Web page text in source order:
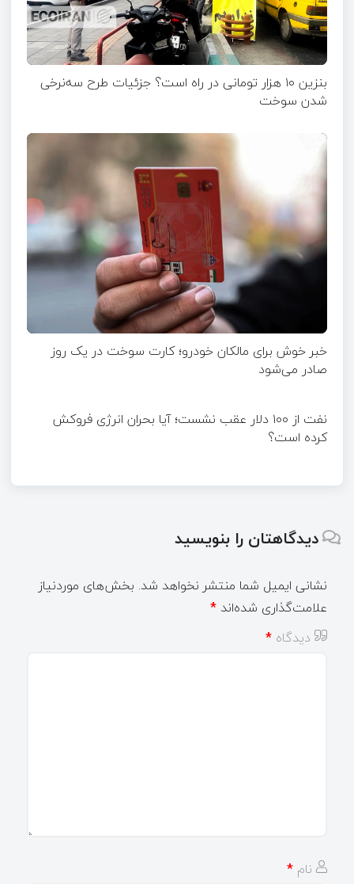
بنزین ۱۰ هزار تومانی در راه است؟ جزئیات طرح سه‌نرخی
شدن سوخت
خبر خوش برای مالکان خودرو؛ کارت سوخت در یک روز
صادر می‌شود
نفت از ۱۰۰ دلار عقب نشست؛ آیا بحران انرژی فروکش
کرده است؟
دیدگاهتان را بنویسید
نشانی ایمیل شما منتشر نخواهد شد. بخش‌های موردنیاز
علامت‌گذاری شده‌اند *
دیدگاه *
نام *